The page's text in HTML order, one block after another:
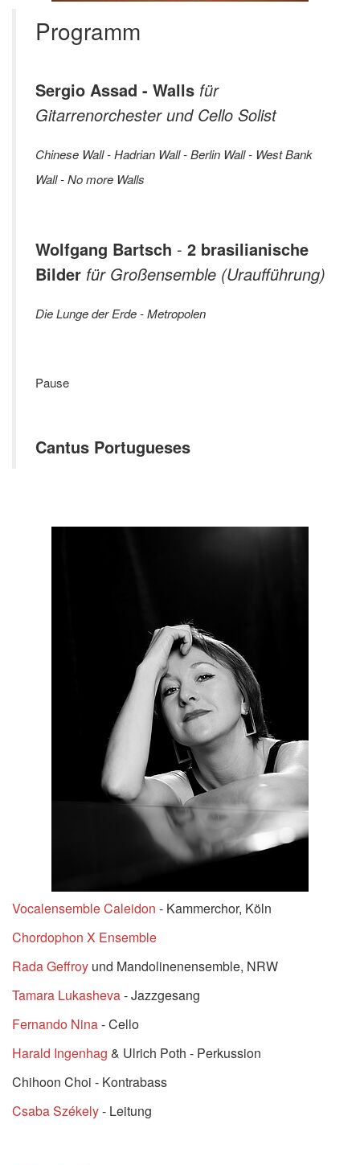
Programm
Sergio Assad - Walls für
Gitarrenorchester und Cello Solist
Chinese Wall - Hadrian Wall - Berlin Wall - West Bank
Wall - No more Walls
Wolfgang Bartsch - 2 brasilianische
Bilder für Großensemble (Uraufführung)
Die Lunge der Erde - Metropolen
Pause
Cantus Portugueses
Vocalensemble Caleidon - Kammerchor, Köln
Chordophon X Ensemble
Rada Geffroy und Mandolinenensemble, NRW
Tamara Lukasheva- Jazzgesang
Fernando Nina- Cello
Harald Ingenhag & Ulrich Poth - Perkussion
Chihoon Choi - Kontrabass
Csaba Székely- Leitung